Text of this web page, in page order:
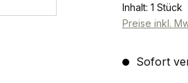
Inhalt: 1 Stück
Preise inkl.
Sofort